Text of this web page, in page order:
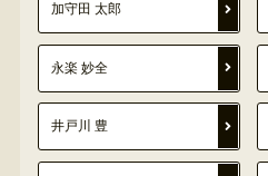
加守田 太郎
永楽 妙全
井戸川 豊